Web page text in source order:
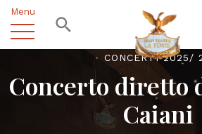
Menu
CONCERTI 2025/
Concerto diretto
Caiani